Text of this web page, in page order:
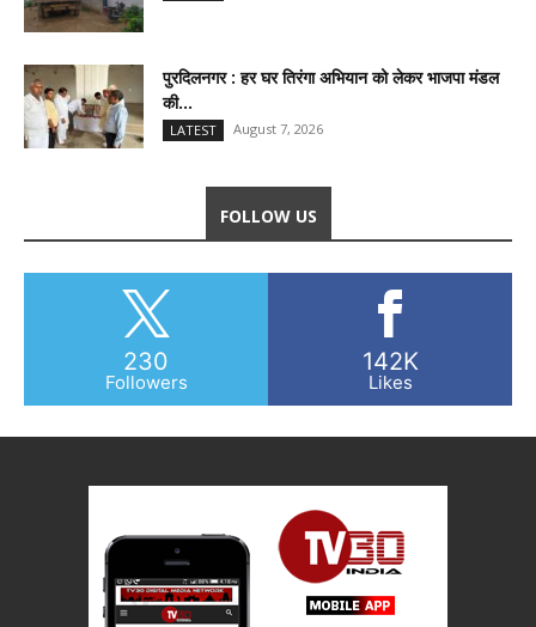
पुरदिलनगर : हर घर तिरंगा अभियान को लेकर भाजपा मंडल
की...
LATEST August 7, 2026
FOLLOW US
230
Followers
142K
Likes